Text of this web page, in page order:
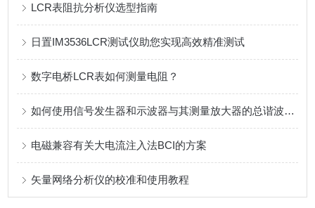
LCR表阻抗分析仪选型指南
日置IM3536LCR测试仪助您实现高效精准测试
数字电桥LCR表如何测量电阻？
如何使用信号发生器和示波器与其测量放大器的总谐波失真(THD)
电磁兼容有关大电流注入法BCI的方案
矢量网络分析仪的校准和使用教程